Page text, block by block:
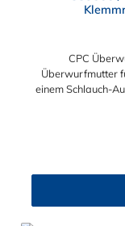
CPC
Überwurfmutter
einem Schlauch-